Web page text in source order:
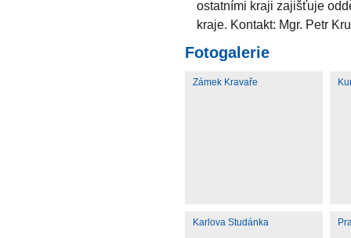
ostatními kraji zajišťuje
kraje. Kontakt: Mgr. Petr
Fotogalerie
Zámek Kravaře
Karlova Studánka